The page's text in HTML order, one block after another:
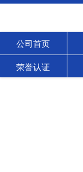
公司首页
荣誉认证